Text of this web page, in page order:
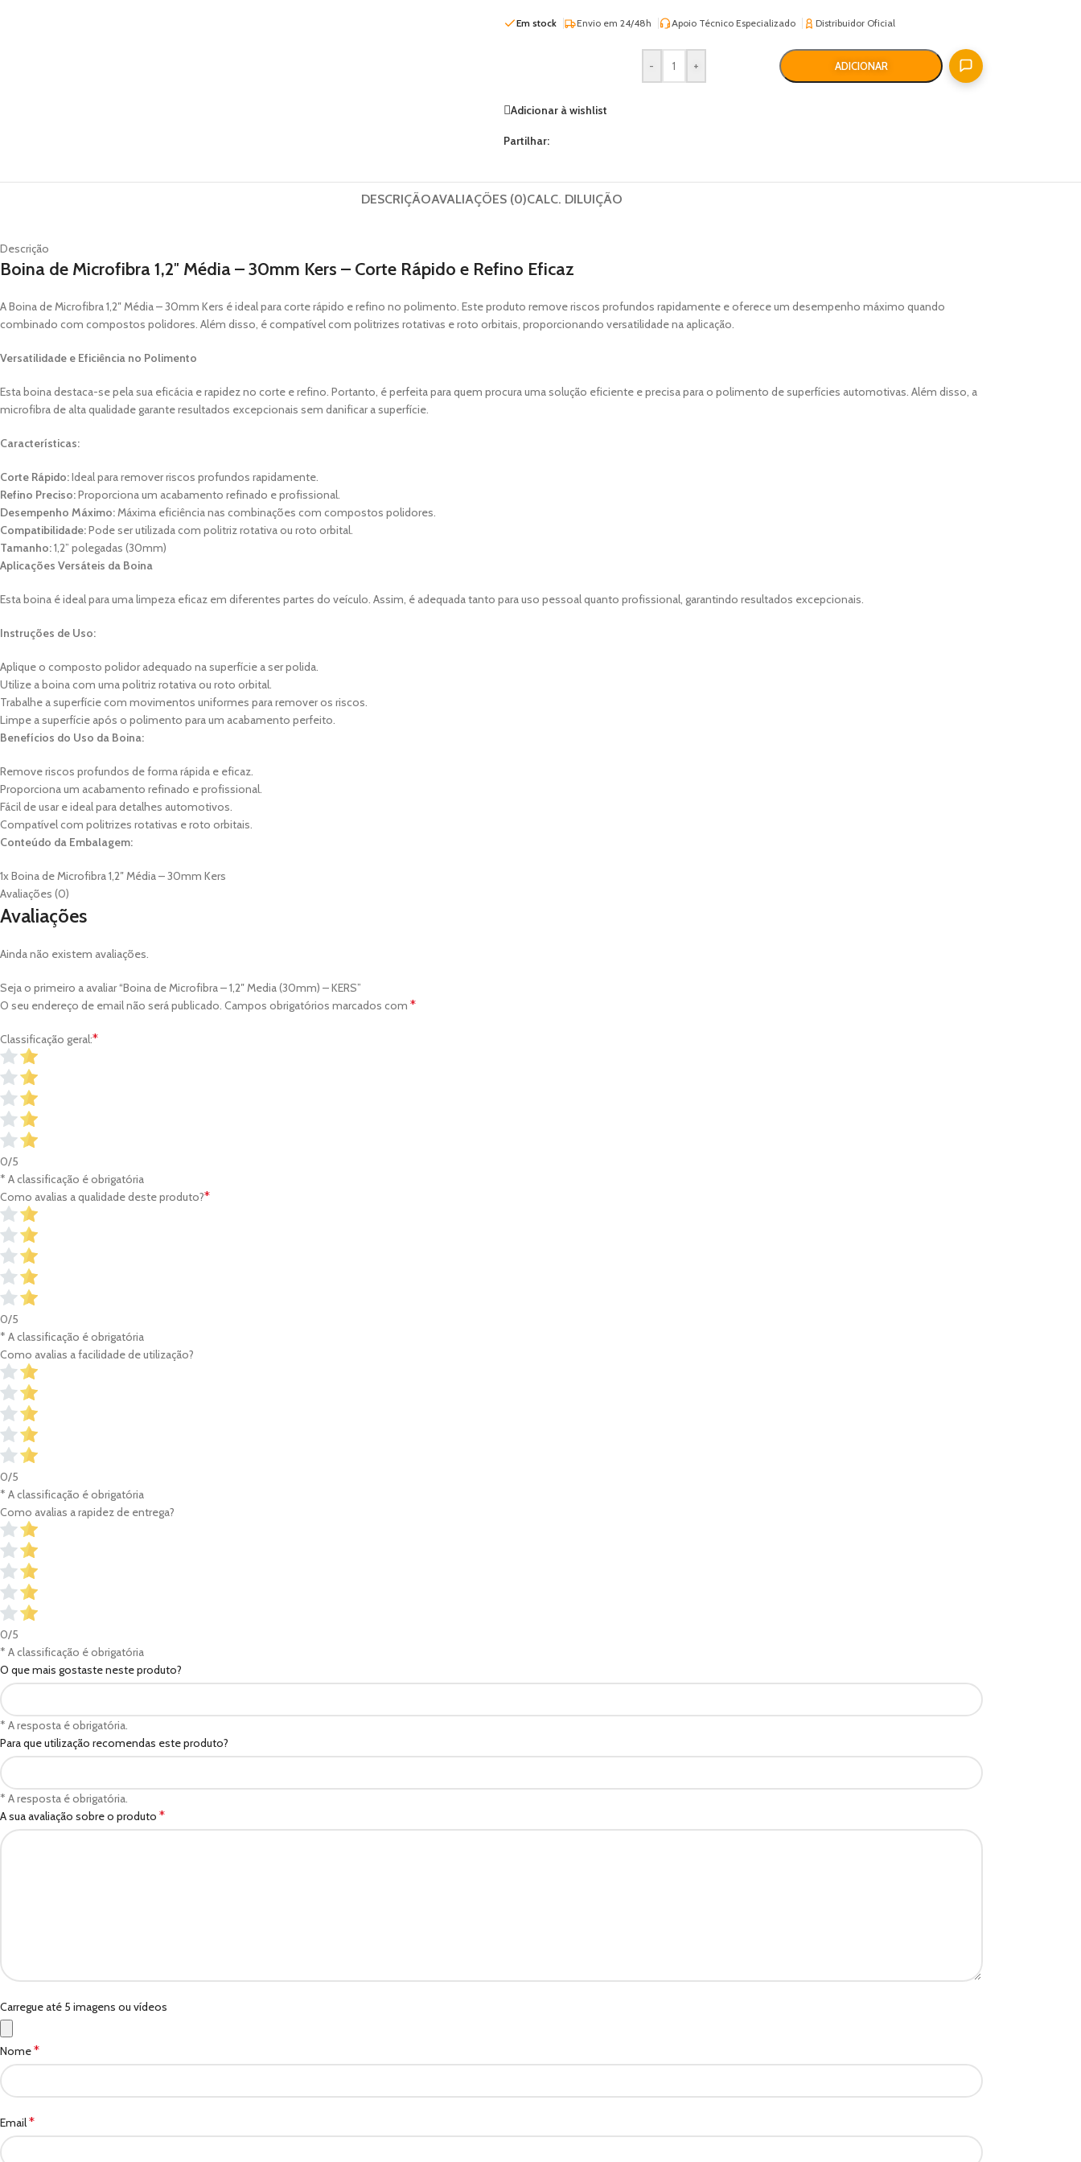
Em stock Envio em 24/48h Apoio Técnico Especializado Distribuidor Oficial
- + ADICIONAR
Adicionar à wishlist
Partilhar:
DESCRIÇÃOAVALIAÇÕES (0)CALC. DILUIÇÃO
Descrição
Boina de Microfibra 1,2″ Média – 30mm Kers – Corte Rápido e Refino Eficaz
A Boina de Microfibra 1,2″ Média – 30mm Kers é ideal para corte rápido e refino no polimento. Este produto remove riscos profundos rapidamente e oferece um desempenho máximo quando
combinado com compostos polidores. Além disso, é compatível com politrizes rotativas e roto orbitais, proporcionando versatilidade na aplicação.
Versatilidade e Eficiência no Polimento
Esta boina destaca-se pela sua eficácia e rapidez no corte e refino. Portanto, é perfeita para quem procura uma solução eficiente e precisa para o polimento de superfícies automotivas. Além disso, a
microfibra de alta qualidade garante resultados excepcionais sem danificar a superfície.
Características:
Corte Rápido:Ideal para remover riscos profundos rapidamente.
Refino Preciso:Proporciona um acabamento refinado e profissional.
Desempenho Máximo:Máxima eficiência nas combinações com compostos polidores.
Compatibilidade:Pode ser utilizada com politriz rotativa ou roto orbital.
Tamanho:1,2” polegadas (30mm)
Aplicações Versáteis da Boina
Esta boina é ideal para uma limpeza eficaz em diferentes partes do veículo. Assim, é adequada tanto para uso pessoal quanto profissional, garantindo resultados excepcionais.
Instruções de Uso:
Aplique o composto polidor adequado na superfície a ser polida.
Utilize a boina com uma politriz rotativa ou roto orbital.
Trabalhe a superfície com movimentos uniformes para remover os riscos.
Limpe a superfície após o polimento para um acabamento perfeito.
Benefícios do Uso da Boina:
Remove riscos profundos de forma rápida e eficaz.
Proporciona um acabamento refinado e profissional.
Fácil de usar e ideal para detalhes automotivos.
Compatível com politrizes rotativas e roto orbitais.
Conteúdo da Embalagem:
1x Boina de Microfibra 1,2″ Média – 30mm Kers
Avaliações (0)
Avaliações
Ainda não existem avaliações.
Seja o primeiro a avaliar “Boina de Microfibra – 1,2″ Media (30mm) – KERS”
O seu endereço de email não será publicado. Campos obrigatórios marcados com *
Classificação geral:*
0/5
* A classificação é obrigatória
Como avalias a qualidade deste produto?*
0/5
* A classificação é obrigatória
Como avalias a facilidade de utilização?
0/5
* A classificação é obrigatória
Como avalias a rapidez de entrega?
0/5
* A classificação é obrigatória
O que mais gostaste neste produto?
* A resposta é obrigatória.
Para que utilização recomendas este produto?
* A resposta é obrigatória.
A sua avaliação sobre o produto *
Carregue até 5 imagens ou vídeos
Nome*
Email*